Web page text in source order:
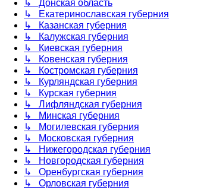
↳ Донская область
↳ Екатеринославская губерния
↳ Казанская губерния
↳ Калужская губерния
↳ Киевская губерния
↳ Ковенская губерния
↳ Костромская губерния
↳ Курляндская губерния
↳ Курская губерния
↳ Лифляндская губерния
↳ Минская губерния
↳ Могилевская губерния
↳ Московская губерния
↳ Нижегородская губерния
↳ Новгородская губерния
↳ Оренбургская губерния
↳ Орловская губерния